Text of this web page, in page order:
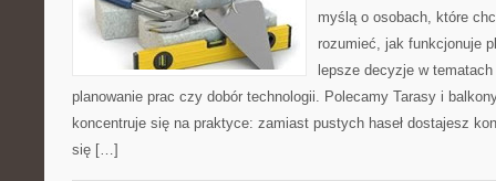
myślą o osobach, które
rozumieć, jak funkcjonuje
lepsze decyzje w
planowanie prac czy dobór technologii. Polecamy Tarasy i
koncentruje się na praktyce: zamiast pustych haseł dostajesz
się […]